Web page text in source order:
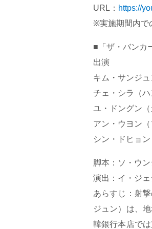
URL： https://
※実施期間内で
■「ザ・バンカ
出演
キム・サンジ
チェ・シラ（
ユ・ドングン（
アン・ウヨン
シン・ドヒョ
脚本：ソ・ウ
演出：イ・ジ
あらすじ：射
ジュン）は、
韓銀行本店で